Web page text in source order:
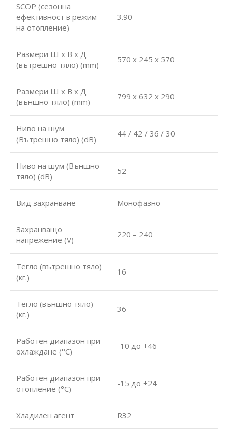
SCOP (сезонна
ефективност в режим
на отопление)
3.90
Размери Ш х В х Д
(вътрешно тяло) (mm)
570 x 245 x 570
Размери Ш х В х Д
(външно тяло) (mm)
799 x 632 х 290
Ниво на шум
(Вътрешно тяло) (dB)
44 / 42 / 36 / 30
Ниво на шум (Външно
тяло) (dB)
52
Вид захранване Монофазно
Захранващо
напрежение (V)
220 – 240
Тегло (вътрешно тяло)
(кг.)
16
Тегло (външно тяло)
(кг.)
36
Работен диапазон при
охлаждане (°С)
-10 до +46
Работен диапазон при
отопление (°С)
-15 до +24
Хладилен агент R32